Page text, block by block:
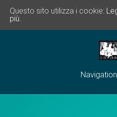
Questo sito utilizza i cookie:
più.